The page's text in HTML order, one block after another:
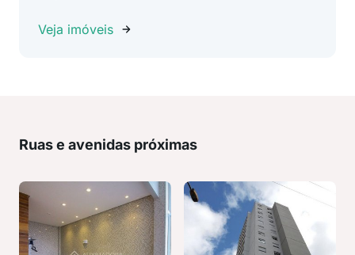
Veja imóveis
Ruas e avenidas próximas